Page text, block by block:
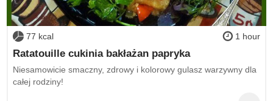
77 kcal 1 hour
Ratatouille cukinia bakłażan papryka
Niesamowicie smaczny, zdrowy i kolorowy gulasz warzywny dla
całej rodziny!